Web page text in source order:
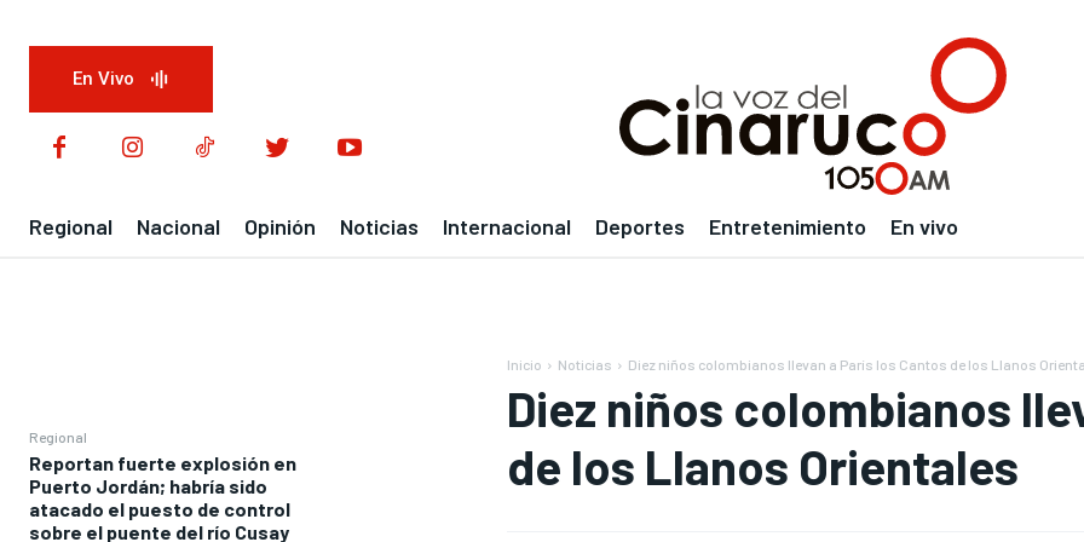
En Vivo
Regional Nacional Opinión Noticias Internacional Deportes Entretenimiento En vivo
Regional
Reportan fuerte explosión en
Puerto Jordán; habría sido
atacado el puesto de control
sobre el puente del río Cusay
Inicio Noticias Diez niños colombianos llevan a París los Cantos de los Llanos
Diez niños colombianos
de los Llanos Orientales